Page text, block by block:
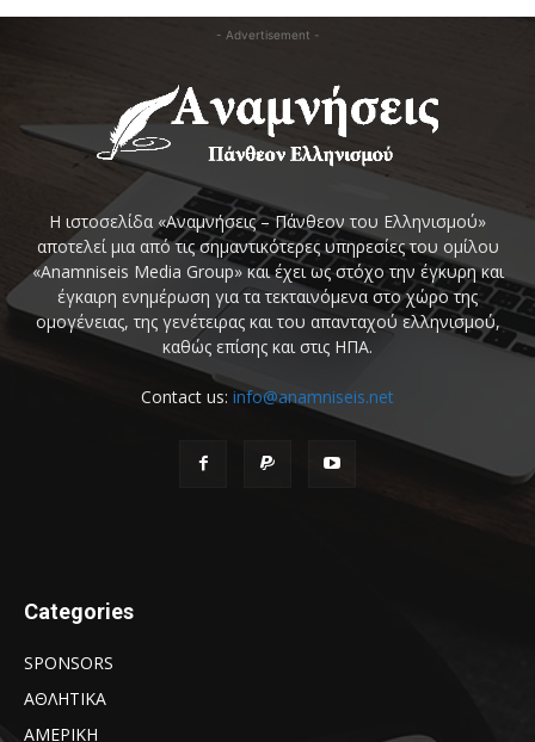
- Advertisement -
Η ιστοσελίδα «Αναμνήσεις – Πάνθεον του Ελληνισμού»
αποτελεί μια από τις σημαντικότερες υπηρεσίες του ομίλου
«Anamniseis Media Group» και έχει ως στόχο την έγκυρη και
έγκαιρη ενημέρωση για τα τεκταινόμενα στο χώρο της
ομογένειας, της γενέτειρας και του απανταχού ελληνισμού,
καθώς επίσης και στις ΗΠΑ.
Contact us: info@anamniseis.net
Categories
SPONSORS
ΑΘΛΗΤΙΚΑ
ΑΜΕΡΙΚΗ